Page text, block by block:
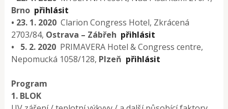
Brno přihlásit
• 23. 1. 2020 Clarion Congress Hotel, Zkrácená
2703/84, Ostrava – Zábřeh přihlásit
• 5. 2. 2020 PRIMAVERA Hotel & Congress centre,
Nepomucká 1058/128, Plzeň přihlásit
Program
1. BLOK